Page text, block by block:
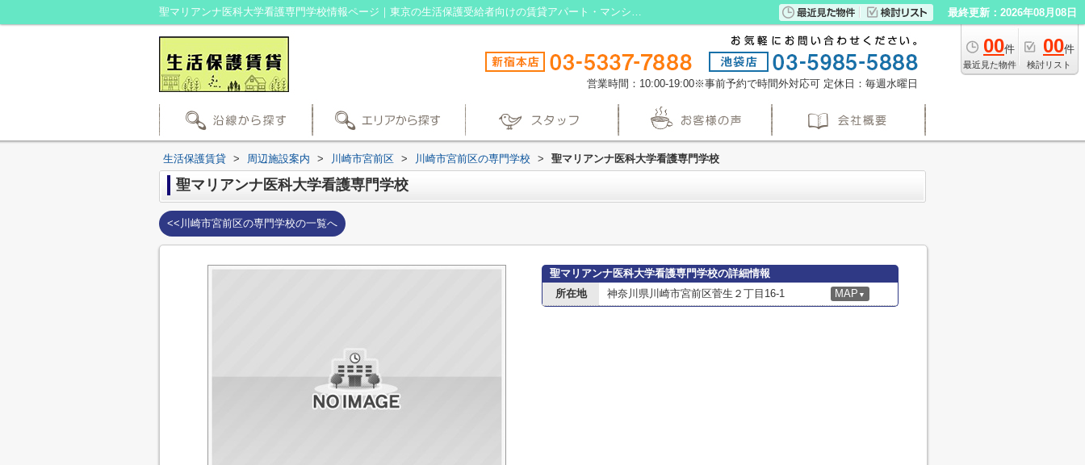
聖マリアンナ医科大学看護専門学校情報ページ｜東京の生活保護受給者向けの賃貸アパート・マンションなら生活保護賃貸 最終更新：2026年08月08日
00件
最近見た物件
00件
検討リスト
営業時間：10:00-19:00※事前予約で時間外対応可 定休日：毎週水曜日
生活保護賃貸 > 周辺施設案内 > 川崎市宮前区 > 川崎市宮前区の専門学校 > 聖マリアンナ医科大学看護専門学校
聖マリアンナ医科大学看護専門学校
<<川崎市宮前区の専門学校の一覧へ
聖マリアンナ医科大学看護専門学校の詳細情報
所在地
神奈川県川崎市宮前区菅生２丁目16-1 MAP ▼